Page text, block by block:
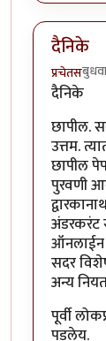
दैनिके
प्रचेतस
दैनिके
छापील.
उत्तम.
छापील
पुरवणी
अंडरकरंट
ऑनलाईन
सदर
अन्य
पूर्वी